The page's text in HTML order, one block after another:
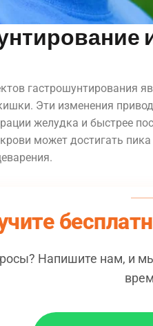
гастрошунтирования
Эти изменения
желудка и быстрее
может достигать
Напишите нам, и